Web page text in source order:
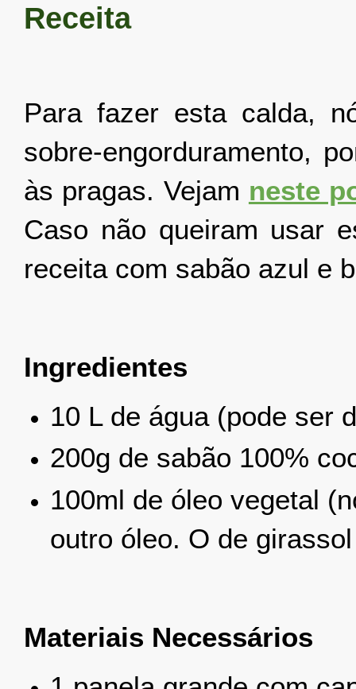
Receita
Para fazer esta calda,
sobre-engorduramento,
às pragas. Vejam neste
Caso não queiram usar
receita com sabão azul e
Ingredientes
10 L de água (pode ser
200g de sabão 100%
100ml de óleo vegetal
outro óleo. O de
Materiais Necessários